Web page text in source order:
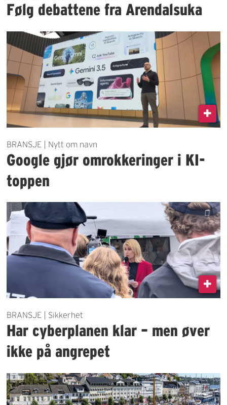
Følg debattene fra Arendalsuka
BRANSJE | Nytt om navn
Google gjør omrokkeringer i KI-
toppen
BRANSJE | Sikkerhet
Har cyberplanen klar – men øver
ikke på angrepet